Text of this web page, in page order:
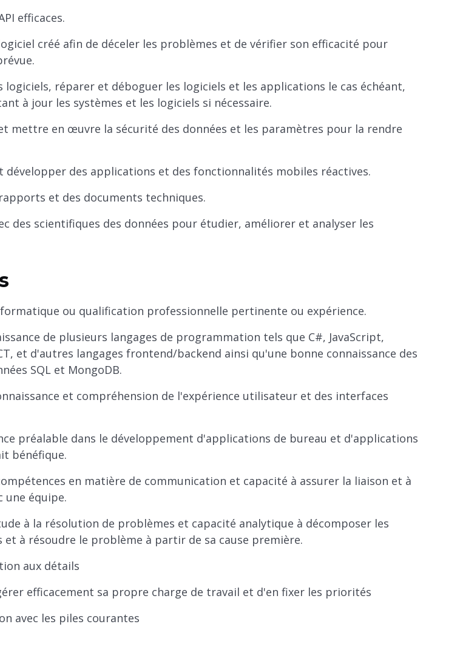
efficaces.
créé afin de déceler les problèmes et de vérifier son efficacité pour
logiciels, réparer et déboguer les logiciels et les applications le cas échéant,
à jour les systèmes et les logiciels si nécessaire.
mettre en œuvre la sécurité des données et les paramètres pour la rendre
développer des applications et des fonctionnalités mobiles réactives.
et des documents techniques.
des scientifiques des données pour étudier, améliorer et analyser les
ou qualification professionnelle pertinente ou expérience.
de plusieurs langages de programmation tels que C#, JavaScript,
et d'autres langages frontend/backend ainsi qu'une bonne connaissance des
SQL et MongoDB.
et compréhension de l'expérience utilisateur et des interfaces
préalable dans le développement d'applications de bureau et d'applications
bénéfique.
en matière de communication et capacité à assurer la liaison et à
une équipe.
à la résolution de problèmes et capacité analytique à décomposer les
à résoudre le problème à partir de sa cause première.
aux détails
efficacement sa propre charge de travail et d'en fixer les priorités
avec les piles courantes